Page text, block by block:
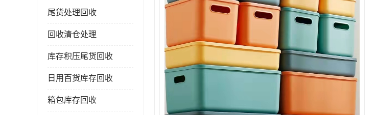
尾货处理回收
回收清仓处理
库存积压尾货回收
日用百货库存回收
箱包库存回收